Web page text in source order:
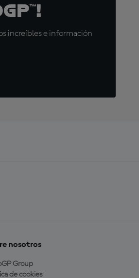
increíbles e información
nosotros
Group
de cookies